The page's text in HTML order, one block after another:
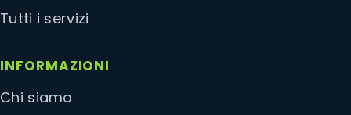
Tutti i servizi
INFORMAZIONI
Chi siamo